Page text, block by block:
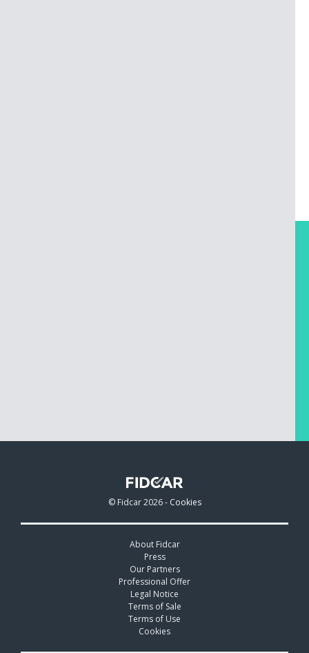
© Fidcar 2026 - Cookies
About Fidcar
Press
Our Partners
Professional Offer
Legal Notice
Terms of Sale
Terms of Use
Cookies